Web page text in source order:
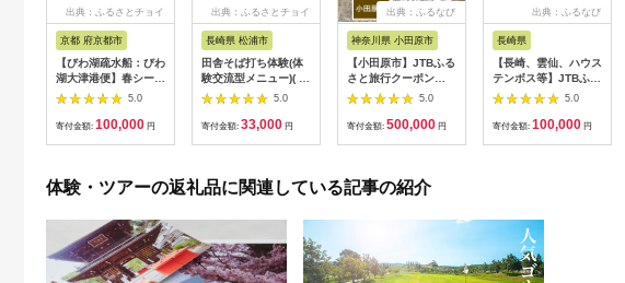
出典：ふるさとチョイ
京都 府京都市
【びわ湖疏水船：びわ
湖大津港便】春シーズ
ン先行予約権（２名様
分の乗船予約の権利）
5.0
寄付金額: 100,000 円
出典：ふるさとチョイ
長崎県 松浦市
田舎そば打ち体験(体
験交流型メニュー)( 体
験 田舎 自然 松浦市
そば そば打ち )【D3-
009】
5.0
寄付金額: 33,000 円
出典：ふるなび
神奈川県 小田原市
【小田原市】JTBふる
さと旅行クーポン
（150,000円分）有効
期間3年（Eメール発
行）｜予約 宿泊 観光
ンライン ネット 電話
神奈川 神奈川
5.0
寄付金額: 500,000 円
出典：ふるなび
長崎県
【長崎、雲仙、ハウス
テンボス等】JTBふる
さと旅行クーポン
（30,000円分）有効
期間3年（Eメール発
5.0
寄付金額: 100,000 円
体験・ツアーの返礼品に関連している記事の紹介